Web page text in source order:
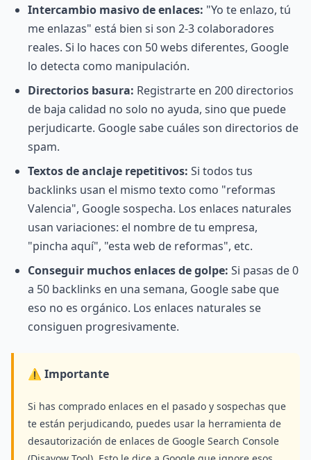
Intercambio masivo de enlaces: "Yo te enlazo, tú
me enlazas" está bien si son 2-3 colaboradores
reales. Si lo haces con 50 webs diferentes, Google
lo detecta como manipulación.
Directorios basura: Registrarte en 200 directorios
de baja calidad no solo no ayuda, sino que puede
perjudicarte. Google sabe cuáles son directorios de
spam.
Textos de anclaje repetitivos: Si todos tus
backlinks usan el mismo texto como "reformas
Valencia", Google sospecha. Los enlaces naturales
usan variaciones: el nombre de tu empresa,
"pincha aquí", "esta web de reformas", etc.
Conseguir muchos enlaces de golpe: Si pasas de 0
a 50 backlinks en una semana, Google sabe que
eso no es orgánico. Los enlaces naturales se
consiguen progresivamente.
⚠️ Importante
Si has comprado enlaces en el pasado y sospechas que
te están perjudicando, puedes usar la herramienta de
desautorización de enlaces de Google Search Console